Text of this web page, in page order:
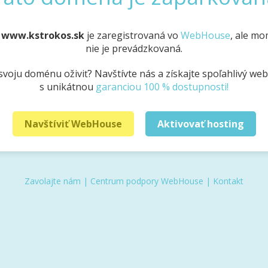
www.kstrokos.sk je zaregistrovaná vo WebHouse, ale
nie je prevádzkovaná.
doménu oživiť? Navštívte nás a získajte spoľahlivý
s unikátnou garanciou 100 % dostupnosti!
Navštíviť WebHouse Aktivovať hosting
Zavolajte nám | Centrum podpory WebHouse | Kontakt